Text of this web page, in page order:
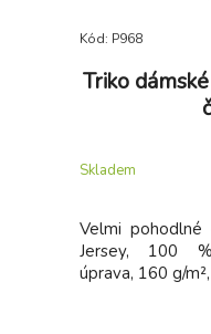
Kód: P968
Triko
Skladem
Velmi pohodlné
Jersey, 100
úprava, 160 g/